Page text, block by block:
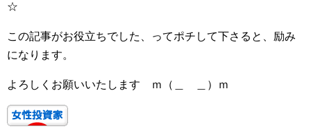
☆
この記事がお役立ちでした、ってポチして下さると、励み
になります。
よろしくお願いいたします ｍ（＿ ＿）ｍ